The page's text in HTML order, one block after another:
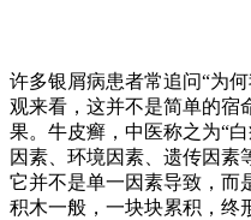
许多银屑病患者常追问“为
观来看，这并不是简单的宿
果。牛皮癣，中医称之为“
因素、环境因素、遗传因素
它并不是单一因素导致，而
积木一般，一块块累积，终